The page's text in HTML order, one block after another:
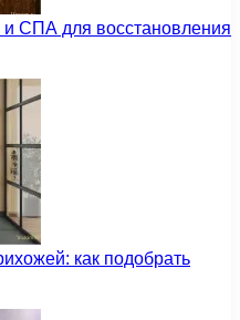
и СПА для восстановления
как подобрать